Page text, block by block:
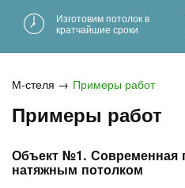
Изготовим потолок в
кратчайшие сроки
М-стеля Примеры работ
Примеры работ
Объект №1. Современная
натяжным потолком